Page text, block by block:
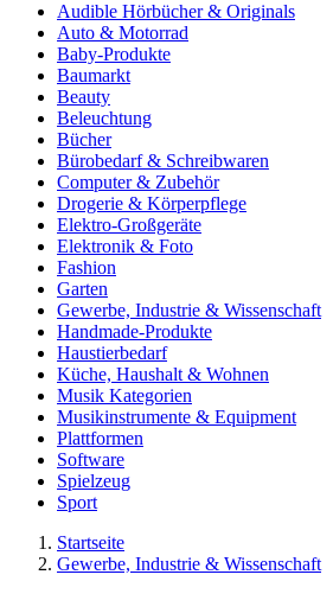
Audible Hörbücher & Originals
Auto & Motorrad
Baby-Produkte
Baumarkt
Beauty
Beleuchtung
Bücher
Bürobedarf & Schreibwaren
Computer & Zubehör
Drogerie & Körperpflege
Elektro-Großgeräte
Elektronik & Foto
Fashion
Garten
Gewerbe, Industrie & Wissenschaft
Handmade-Produkte
Haustierbedarf
Küche, Haushalt & Wohnen
Musik Kategorien
Musikinstrumente & Equipment
Plattformen
Software
Spielzeug
Sport
Startseite
Gewerbe, Industrie & Wissenschaft